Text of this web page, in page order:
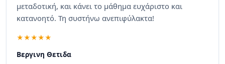
μεταδοτική, και κάνει το μάθημα ευχάριστο και
κατανοητό. Τη συστήνω ανεπιφύλακτα!
Βεργινη Θετιδα